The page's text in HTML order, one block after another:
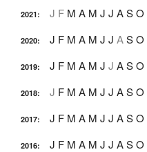
2021: J F M A M J J ASO
2020: J F M A M J J ASO
2019: J F M A M J J ASO
2018: J F M A M J J ASO
2017: J F M A M J J ASO
2016: J F M A M J J ASO